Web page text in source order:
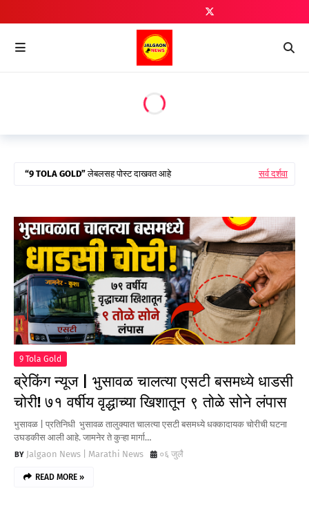
9 TOLA GOLD लेबलसह पोस्ट दाखवत आहे सर्व दर्शवा
9 Tola Gold
ब्रेकिंग न्यूज | भुसावळ चालत्या एसटी बसमध्ये धाडसी
चोरी! ७१ वर्षीय वृद्धाच्या खिशातून ९ तोळे सोने लंपास
भुसावळ | प्रतिनिधी भुसावळ तालुक्यात चालत्या एसटी बसमध्ये धक्कादायक चोरीची घटना
उघडकीस आली आहे. जामनेर ते कुऱ्हा मार्गा…
Jalgaon News | Marathi News
०६ जुलै
READ MORE »